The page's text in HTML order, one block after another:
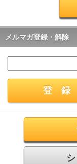
メルマガ登録・解除